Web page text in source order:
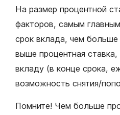
На размер процентной
факторов, самым
срок вклада, чем
выше процентная
вкладу (в конце срока,
возможность снятия/
Помните! Чем больше